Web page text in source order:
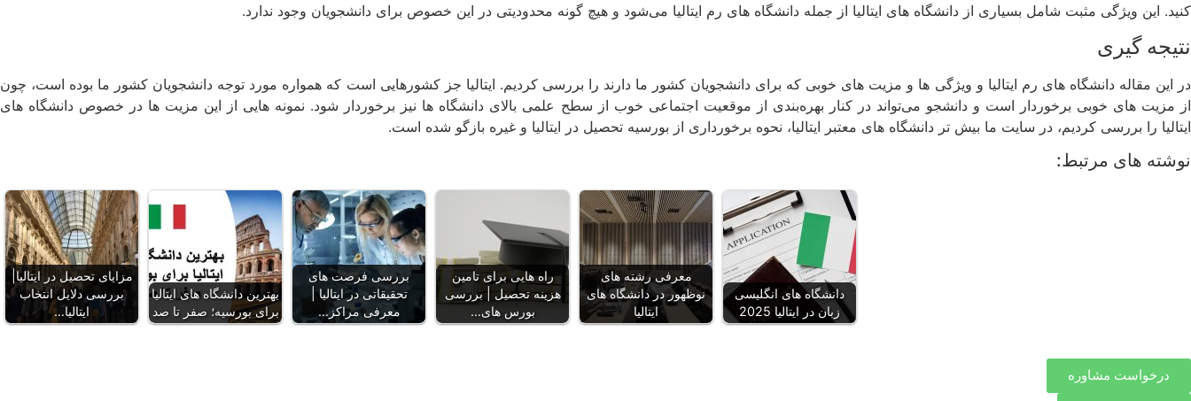
کنید. این ویژگی مثبت شامل بسیاری از دانشگاه‌ های ایتالیا از جمله دانشگاه های رم ایتالیا می‌شود و هیچ گونه محدودیتی در این خصوص برای دانشجویان وجود ندارد.
نتیجه‌ گیری
در این مقاله دانشگاه های رم ایتالیا و ویژگی‌ ها و مزیت‌ های خوبی که برای دانشجویان کشور ما دارند را بررسی کردیم. ایتالیا جز کشورهایی است که همواره مورد توجه دانشجویان کشور ما بوده است، چون
از مزیت‌ های خوبی برخوردار است و دانشجو می‌تواند در کنار بهره‌بندی از موقعیت اجتماعی خوب از سطح علمی بالای دانشگاه‌ ها نیز برخوردار شود. نمونه‌ هایی از این مزیت‌ ها در خصوص دانشگاه‌ های
ایتالیا را بررسی کردیم، در سایت ما بیش تر دانشگاه‌ های معتبر ایتالیا، نحوه برخورداری از بورسیه تحصیل در ایتالیا و غیره بازگو شده است.
نوشته های مرتبط:
مزایای تحصیل در ایتالیا|
بررسی دلایل انتخاب
ایتالیا…
بهترین دانشگاه‌ های ایتالیا
برای بورسیه؛ صفر تا صد
بررسی فرصت‌ های
تحقیقاتی در ایتالیا |
معرفی مراکز…
راه‌ هایی برای تامین
هزینه تحصیل | بررسی
بورس‌ های…
معرفی رشته‌ های
نوظهور در دانشگاه‌ های
ایتالیا
دانشگاه های انگلیسی
زبان در ایتالیا 2025
درخواست مشاوره